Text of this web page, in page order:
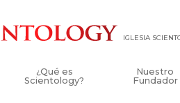
IGLESIA
¿Qué es
Scientology?
Nuestro
Fundador